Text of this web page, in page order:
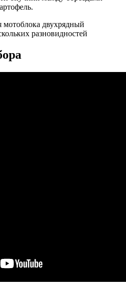
разновидностей